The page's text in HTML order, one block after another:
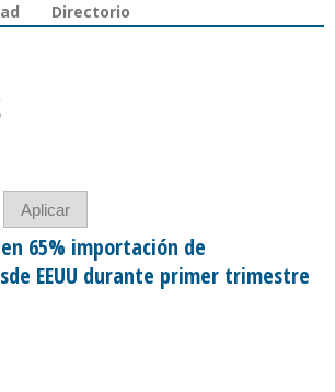
Directorio
65% importación de
EEUU durante primer trimestre